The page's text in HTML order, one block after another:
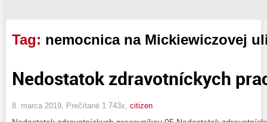
Tag: nemocnica na Mickiewiczovej
Nedostatok zdravotníckych
8. marca 2019, Prečítané 1 743x, citizen